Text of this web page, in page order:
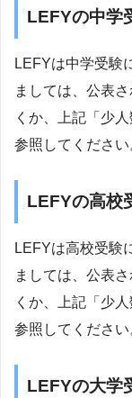
LEFYの中学
LEFYは中学受験
ましては、公表
くか、上記「少
参照してください
LEFYの高校
LEFYは高校受験
ましては、公表
くか、上記「少
参照してください
LEFYの大学